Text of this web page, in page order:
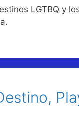
LGTBQ y